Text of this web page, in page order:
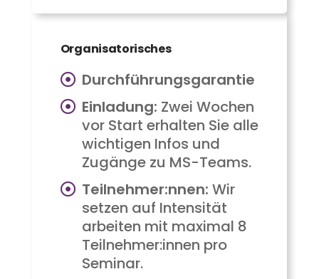
Organisatorisches
Durchführungsgarantie
Einladung: Zwei Wochen
vor Start erhalten Sie alle
wichtigen Infos und
Zugänge zu MS-Teams.
Teilnehmer:nnen: Wir
setzen auf Intensität
arbeiten mit maximal 8
Teilnehmer:innen pro
Seminar.